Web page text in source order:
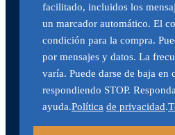
facilitado, incluidos los
un marcador automático. El
condición para la compra.
por mensajes y datos. La
varía. Puede darse de baja en
respondiendo STOP.
ayuda.Política de privacidad.